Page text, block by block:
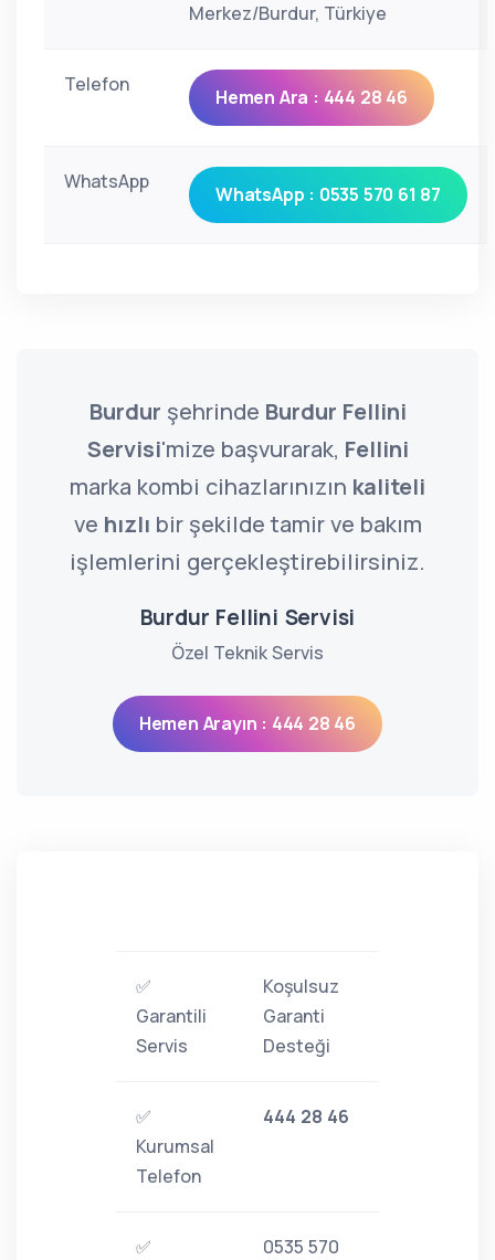
Merkez/Burdur, Türkiye
Telefon
Hemen Ara : 444 28 46
WhatsApp
WhatsApp : 0535 570 61 87
Burdur şehrinde Burdur Fellini
Servisi'mize başvurarak, Fellini
marka kombi cihazlarınızın kaliteli
ve hızlı bir şekilde tamir ve bakım
işlemlerini gerçekleştirebilirsiniz.
Burdur Fellini Servisi
Özel Teknik Servis
Hemen Arayın : 444 28 46
✅
Garantili
Servis
Koşulsuz
Garanti
Desteği
✅
Kurumsal
Telefon
444 28 46
✅
0535 570